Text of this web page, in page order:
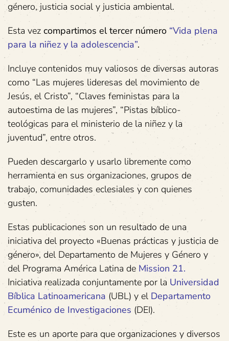
género, justicia social y justicia ambiental.
Esta vez compartimos el tercer número “Vida plena
para la niñez y la adolescencia”.
Incluye contenidos muy valiosos de diversas autoras
como “Las mujeres lideresas del movimiento de
Jesús, el Cristo”, “Claves feministas para la
autoestima de las mujeres”, “Pistas bíblico-
teológicas para el ministerio de la niñez y la
juventud”, entre otros.
Pueden descargarlo y usarlo libremente como
herramienta en sus organizaciones, grupos de
trabajo, comunidades eclesiales y con quienes
gusten.
Estas publicaciones son un resultado de una
iniciativa del proyecto «Buenas prácticas y justicia de
género», del Departamento de Mujeres y Género y
del Programa América Latina de Mission 21.
Iniciativa realizada conjuntamente por la Universidad
Bíblica Latinoamericana (UBL) y el Departamento
Ecuménico de Investigaciones (DEI).
Este es un aporte para que organizaciones y diversos